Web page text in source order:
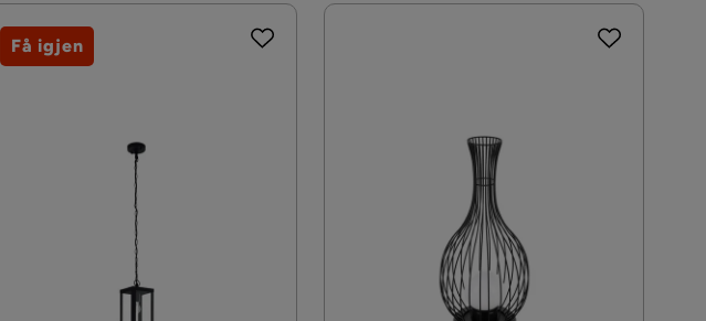
Få igjen